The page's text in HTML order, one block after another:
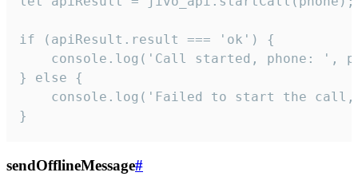
if (apiResult.result === 'ok') {
console.log('Call started, phone: ',
} else {
console.log('Failed to start the
}
sendOfflineMessage#